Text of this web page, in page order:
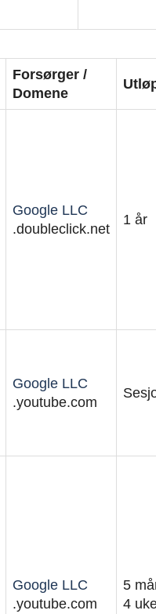
Forsørger /
Domene
Google LLC
.doubleclick.net
1 år
Google LLC
.youtube.com
Google LLC
.youtube.com
5
4